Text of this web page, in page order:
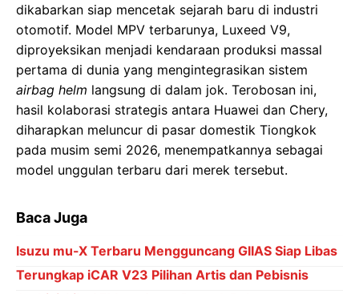
dikabarkan siap mencetak sejarah baru di industri
otomotif. Model MPV terbarunya, Luxeed V9,
diproyeksikan menjadi kendaraan produksi massal
pertama di dunia yang mengintegrasikan sistem
airbag helm langsung di dalam jok. Terobosan ini,
hasil kolaborasi strategis antara Huawei dan Chery,
diharapkan meluncur di pasar domestik Tiongkok
pada musim semi 2026, menempatkannya sebagai
model unggulan terbaru dari merek tersebut.
Baca Juga
Isuzu mu-X Terbaru Mengguncang GIIAS Siap Libas
Terungkap iCAR V23 Pilihan Artis dan Pebisnis